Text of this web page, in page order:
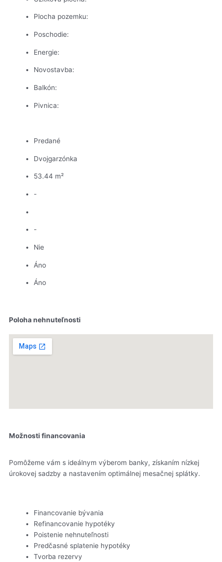
Plocha pozemku:
Poschodie:
Energie:
Novostavba:
Balkón:
Pivnica:
Predané
Dvojgarzónka
53.44 m²
-
-
Nie
Áno
Áno
Poloha nehnuteľnosti
Možnosti financovania
Pomôžeme vám s ideálnym výberom banky, získaním nízkej
úrokovej sadzby a nastavením optimálnej mesačnej splátky.
Financovanie bývania
Refinancovanie hypotéky
Poistenie nehnuteľnosti
Predčasné splatenie hypotéky
Tvorba rezervy